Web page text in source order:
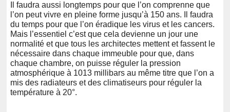
Il faudra aussi longtemps pour que l’on comprenne que
l’on peut vivre en pleine forme jusqu’à 150 ans. Il faudra
du temps pour que l’on éradique les virus et les cancers.
Mais l’essentiel c’est que cela devienne un jour une
normalité et que tous les architectes mettent et fassent le
nécessaire dans chaque immeuble pour que, dans
chaque chambre, on puisse réguler la pression
atmosphérique à 1013 millibars au même titre que l’on a
mis des radiateurs et des climatiseurs pour réguler la
température à 20°.